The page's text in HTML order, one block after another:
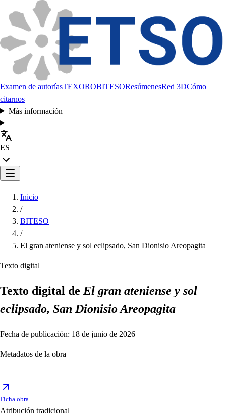
Examen de autoríasTEXOROBITESOResúmenesRed 3DCómo
citarnos
Más información
ES
Inicio
/
BITESO
/
El gran ateniense y sol eclipsado, San Dionisio Areopagita
Texto digital
Texto digital de El gran ateniense y sol
eclipsado, San Dionisio Areopagita
Fecha de publicación: 18 de junio de 2026
Metadatos de la obra
Ficha obra
Atribución tradicional